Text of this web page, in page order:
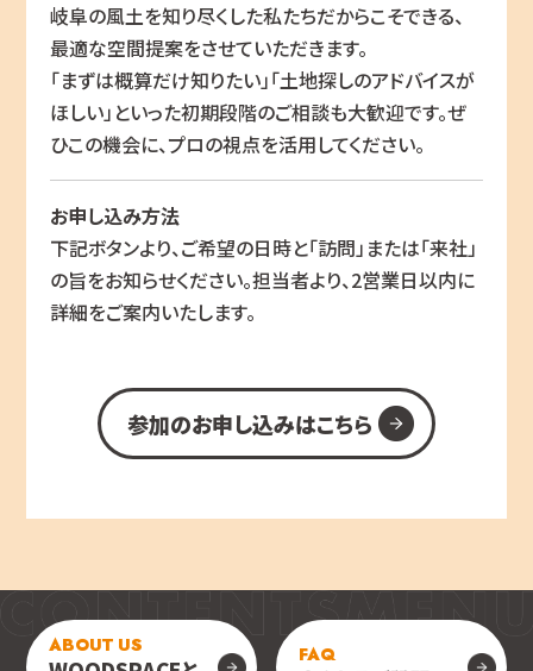
岐阜の風土を知り尽くした私たちだからこそできる、
最適な空間提案をさせていただきます。
「まずは概算だけ知りたい」「土地探しのアドバイスが
ほしい」といった初期段階のご相談も大歓迎です。ぜ
ひこの機会に、プロの視点を活用してください。
お申し込み方法
下記ボタンより、ご希望の日時と「訪問」または「来社」
の旨をお知らせください。担当者より、2営業日以内に
詳細をご案内いたします。
参加のお申し込みはこちら
ABOUT US FAQ